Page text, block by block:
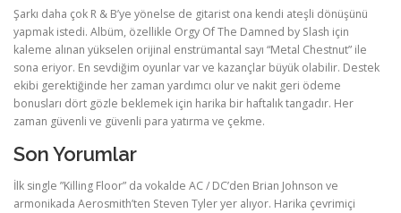
Şarkı daha çok R & B’ye yönelse de gitarist ona kendi ateşli dönüşünü
yapmak istedi. Albüm, özellikle Orgy Of The Damned by Slash için
kaleme alınan yükselen orijinal enstrümantal sayı “Metal Chestnut” ile
sona eriyor. En sevdiğim oyunlar var ve kazançlar büyük olabilir. Destek
ekibi gerektiğinde her zaman yardımcı olur ve nakit geri ödeme
bonusları dört gözle beklemek için harika bir haftalık tangadır. Her
zaman güvenli ve güvenli para yatırma ve çekme.
Son Yorumlar
İlk single ”Killing Floor” da vokalde AC / DC’den Brian Johnson ve
armonikada Aerosmith’ten Steven Tyler yer alıyor. Harika çevrimiçi